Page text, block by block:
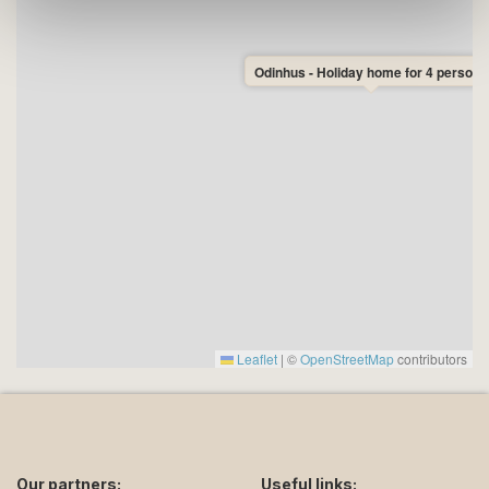
Odinhus - Holiday home for 4 persons
Leaflet | ©OpenStreetMapcontributors
Our partners: Useful links: